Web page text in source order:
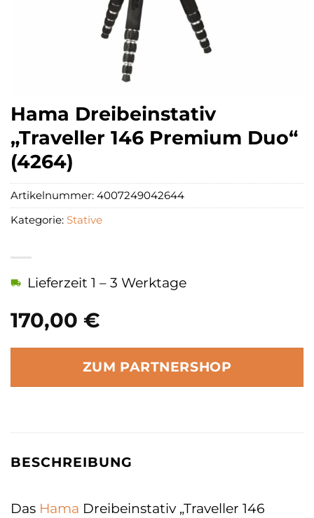
Hama Dreibeinstativ
„Traveller 146 Premium Duo“
(4264)
170,00 €
Lieferzeit 1 – 3 Werktage
ZUM PARTNERSHOP
Artikelnummer: 4007249042644
Kategorie: Stative
BESCHREIBUNG
Das Hama Dreibeinstativ „Traveller 146